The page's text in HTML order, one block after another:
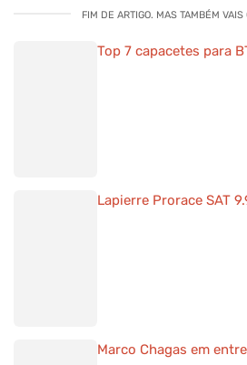
FIM DE ARTIGO. MAS TAMBÉM VAIS
Top 7 capacetes para